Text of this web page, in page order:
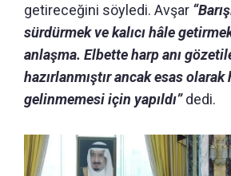
getireceğini söyledi. Avşar
sürdürmek ve kalıcı hâle
anlaşma. Elbette harp anı
hazırlanmıştır ancak esas olarak
gelinmemesi için yapıldı”dedi.